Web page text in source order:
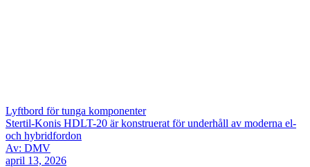
Lyftbord för tunga komponenter
Stertil-Konis HDLT-20 är konstruerat för underhåll av moderna el-
och hybridfordon
Av: DMV
april 13, 2026